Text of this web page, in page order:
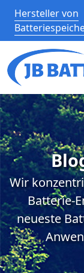
Hersteller von
Wir
Batterie-
neueste